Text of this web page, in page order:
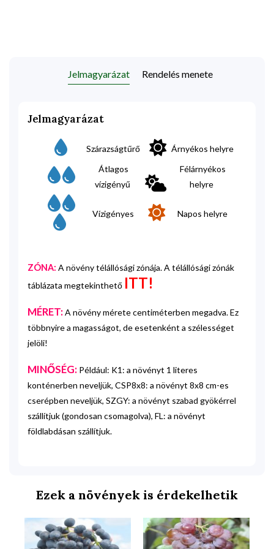
Jelmagyarázat Rendelés menete
Jelmagyarázat
Szárazságtűrő
Árnyékos helyre
Átlagos
vízigényű
Félárnyékos
helyre
Vízigényes Napos helyre
ZÓNA: A növény télállósági zónája. A télállósági zónák
táblázata megtekinthető ITT!
MÉRET:A növény mérete centiméterben megadva. Ez
többnyire a magasságot, de esetenként a szélességet
jelöli!
MINŐSÉG: Például: K1: a növényt 1 literes
konténerben neveljük, CSP8x8: a növényt 8x8 cm-es
cserépben neveljük, SZGY: a növényt szabad gyökérrel
szállítjuk (gondosan csomagolva), FL: a növényt
földlabdásan szállítjuk.
Ezek a növények is érdekelhetik